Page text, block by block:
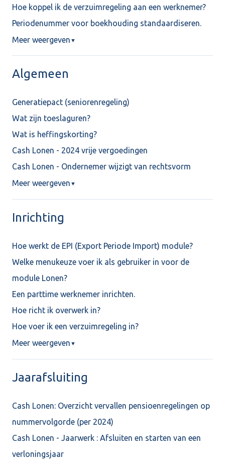
Hoe koppel ik de verzuimregeling aan een werknemer?
Periodenummer voor boekhouding standaardiseren.
Meer weergeven ▼
Algemeen
Generatiepact (seniorenregeling)
Wat zijn toeslaguren?
Wat is heffingskorting?
Cash Lonen - 2024 vrije vergoedingen
Cash Lonen - Ondernemer wijzigt van rechtsvorm
Meer weergeven ▼
Inrichting
Hoe werkt de EPI (Export Periode Import) module?
Welke menukeuze voer ik als gebruiker in voor de
module Lonen?
Een parttime werknemer inrichten.
Hoe richt ik overwerk in?
Hoe voer ik een verzuimregeling in?
Meer weergeven ▼
Jaarafsluiting
Cash Lonen: Overzicht vervallen pensioenregelingen op
nummervolgorde (per 2024)
Cash Lonen - Jaarwerk : Afsluiten en starten van een
verloningsjaar